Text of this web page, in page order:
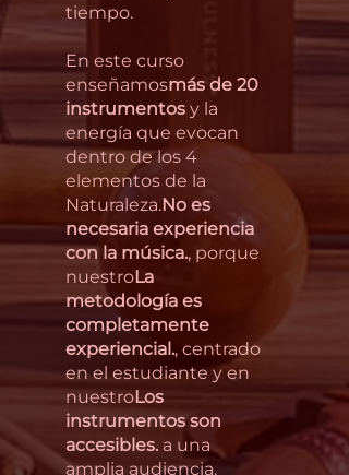
tiempo.
En este curso
enseñamosmás de 20
instrumentos y la
energía que evocan
dentro de los 4
elementos de la
Naturaleza.No es
necesaria experiencia
con la música., porque
nuestroLa
metodología es
completamente
experiencial., centrado
en el estudiante y en
nuestroLos
instrumentos son
accesibles. a una
amplia audiencia.